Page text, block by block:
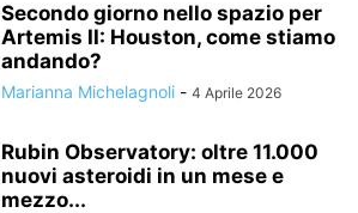
Secondo giorno nello spazio per
Artemis II: Houston, come stiamo
andando?
Marianna Michelagnoli - 4 Aprile 2026
Rubin Observatory: oltre 11.000
nuovi asteroidi in un mese e
mezzo...